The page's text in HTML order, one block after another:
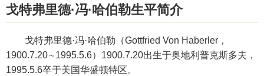
戈特弗里德·冯·哈伯勒生平简介
戈特弗里德·冯·哈伯勒（Gottfried Von Haberler，
1900.7.20∼1995.5.6）1900.7.20出生于奥地利普克斯多夫，
1995.5.6卒于美国华盛顿特区。